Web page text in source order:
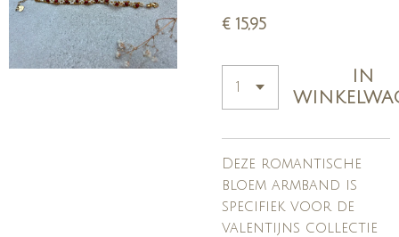
€ 15,95
IN
Deze romantische
bloem armband is
specifiek voor de
valentijns collectie